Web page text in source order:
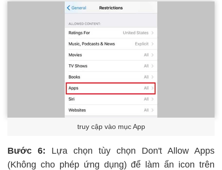
truy cập vào mục App
Bước 6: Lựa chọn tùy chọn Don't Allow Apps
(Không cho phép ứng dụng) để làm ẩn icon trên